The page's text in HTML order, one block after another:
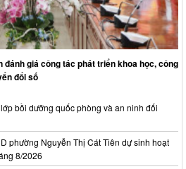
đánh giá công tác phát triển khoa học, công
đổi số
bồi dưỡng quốc phòng và an ninh đối
phường Nguyễn Thị Cát Tiên dự sinh hoạt
8/2026